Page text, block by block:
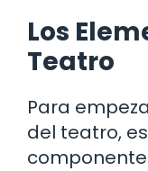
Los
Teatro
Para
del teatro,